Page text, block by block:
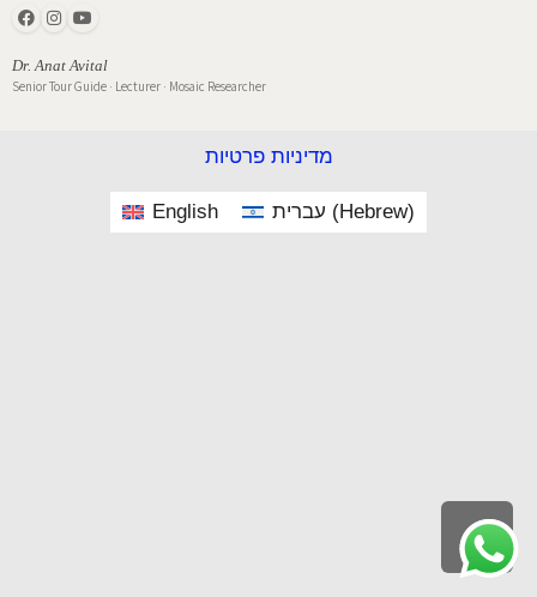
Dr. Anat Avital
Senior Tour Guide · Lecturer · Mosaic Researcher
Scroll
to
מדיניות פרטיות
English עברית (Hebrew)